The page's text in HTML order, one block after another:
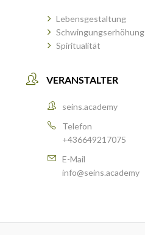
Lebensgestaltung
Schwingungserhöhung
Spiritualität
VERANSTALTER
seins.academy
Telefon
+436649217075
E-Mail
info@seins.academy